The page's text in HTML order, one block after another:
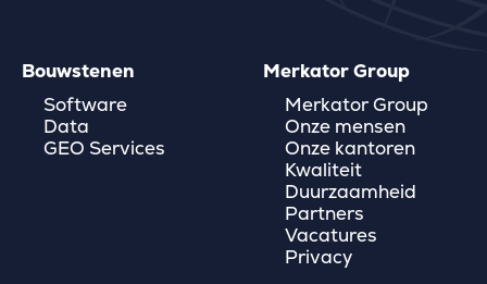
Bouwstenen
Software
Data
GEO Services
Merkator Group
Merkator Group
Onze mensen
Onze kantoren
Kwaliteit
Duurzaamheid
Partners
Vacatures
Privacy